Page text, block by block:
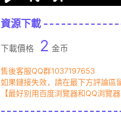
資源下載
下載價格 2 金币
售後客服QQ群1037197653
如果鏈接失效，請在最下方評論區
【最好别用百度浏覽器和QQ浏覽器